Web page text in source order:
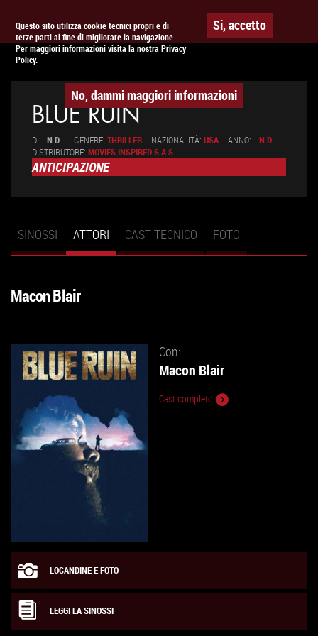
Questo sito utilizza cookie tecnici propri e di
terze parti al fine di migliorare la navigazione.
Per maggiori informazioni visita la nostra Privacy
Policy.
Si, accetto
No, dammi maggiori informazioni
APPUNTAMENTO AL CINEMA
BLUE RUIN
DI: -N.D.- GENERE: THRILLER NAZIONALITÀ: USA ANNO: - N.D. -
DISTRIBUTORE: MOVIES INSPIRED S.A.S.
ANTICIPAZIONE
Schede primarie
SINOSSI ATTORI (SCHEDA
ATTIVA)
CAST TECNICO FOTO
VAI
Macon Blair
Con:
Macon Blair
Cast completo
LOCANDINE E FOTO
LEGGI LA SINOSSI